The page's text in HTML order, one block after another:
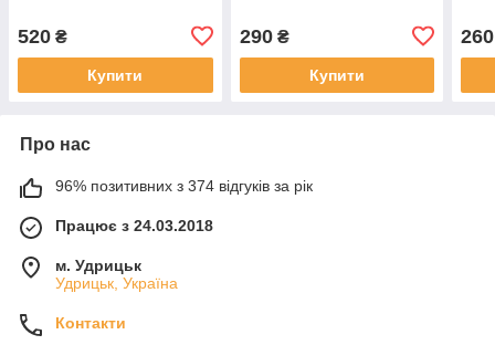
520 ₴
Купити
290₴
Купити
260
Про нас
96% позитивних з 374 відгуків за рік
Працює з 24.03.2018
м. Удрицьк
Удрицьк, Україна
Контакти